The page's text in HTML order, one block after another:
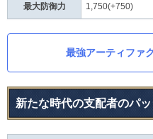
最大防御力 1,750(+750)
最強アーティファ
新たな時代の支配者のパ